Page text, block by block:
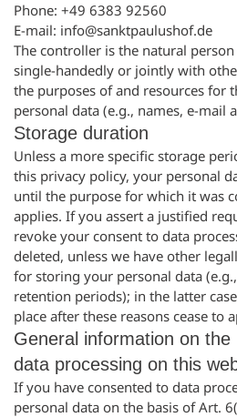
Phone: +49 6383 92560
E-mail: info@sanktpaulushof.de
The controller is the natural
single-handedly or jointly with
the purposes of and resources for
personal data (e.g., names, e-mail
Storage duration
Unless a more specific storage
this privacy policy, your personal
until the purpose for which it was
applies. If you assert a justified
revoke your consent to data
deleted, unless we have other
for storing your personal data
retention periods); in the latter
place after these reasons cease to
General information on
data processing on this
If you have consented to data
personal data on the basis of Art.